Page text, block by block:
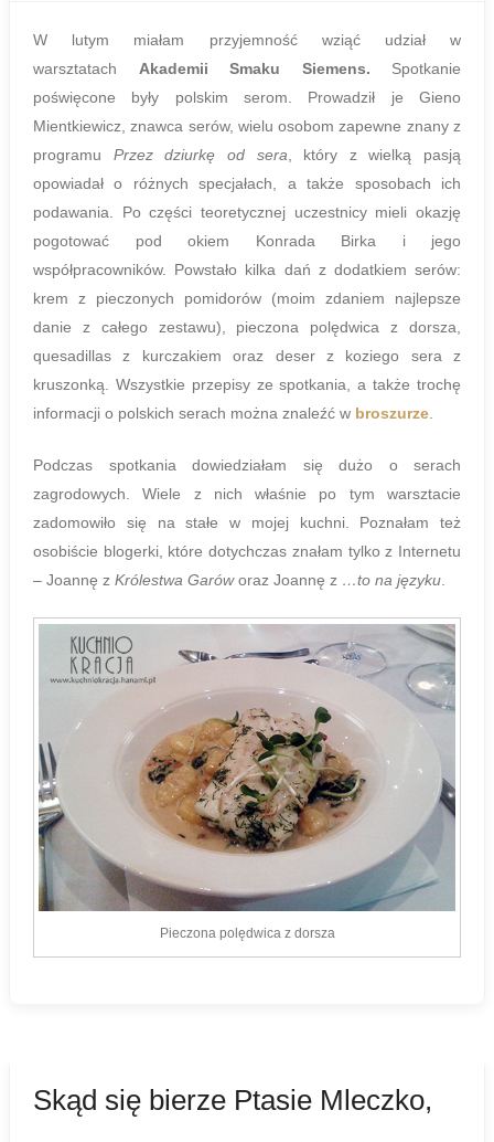
W lutym miałam przyjemność wziąć udział w
warsztatach Akademii Smaku Siemens. Spotkanie
poświęcone były polskim serom. Prowadził je Gieno
Mientkiewicz, znawca serów, wielu osobom zapewne znany z
programu Przez dziurkę od sera , który z wielką pasją
opowiadał o różnych specjałach, a także sposobach ich
podawania. Po części teoretycznej uczestnicy mieli okazję
pogotować pod okiem Konrada Birka i jego
współpracowników. Powstało kilka dań z dodatkiem serów:
krem z pieczonych pomidorów (moim zdaniem najlepsze
danie z całego zestawu), pieczona polędwica z dorsza,
quesadillas z kurczakiem oraz deser z koziego sera z
kruszonką. Wszystkie przepisy ze spotkania, a także trochę
informacji o polskich serach można znaleźć w broszurze
Podczas spotkania dowiedziałam się dużo o serach
zagrodowych. Wiele z nich właśnie po tym warsztacie
zadomowiło się na stałe w mojej kuchni. Poznałam też
osobiście blogerki, które dotychczas znałam tylko z Internetu
– Joannę z Królestwa Garóworaz Joannę z …to na języku
Pieczona polędwica z dorsza
Skąd się bierze Ptasie Mleczko,